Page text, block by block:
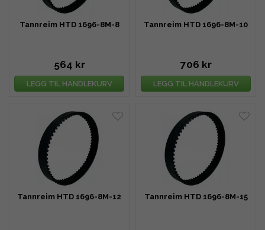
Tannreim HTD 1696-8M-8
564 kr
LEGG TIL HANDLEKURV
Tannreim HTD 1696-8M-10
706 kr
LEGG TIL HANDLEKURV
Tannreim HTD 1696-8M-12 Tannreim HTD 1696-8M-15